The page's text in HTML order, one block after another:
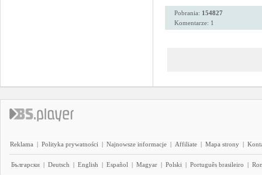
Pobrania: 154827
Komentarze: 1
Reklama | Polityka prywatności | Najnowsze informacje | Affiliate | Mapa strony |
Български | Deutsch | English | Español | Magyar | Polski | Português brasileiro |